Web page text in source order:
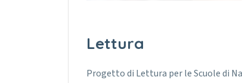
Lettura
Progetto di Lettura per le Scuole di